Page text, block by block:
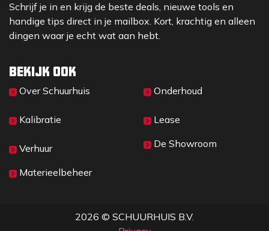
HIGHLIGHTS
Volautomatische zelfnivellering door
Veelzijdige toepassingsmogelijkheden dankzij
verschillende functies: Horizontale rotatie,
Eenvoudige, zelfverklarende bediening via één
Robuuste behuizing met IP66-
water
Twee schroefdraden van 5/8 inch voor
Schrijf je in en krijg de beste deals, nieuwe tools en
handige tips direct in je mailbox. Kort, krachtig en alleen
dingen waar je echt wat aan hebt.
Bekijk ook
Over Sc​huurhuis
Kalibratie
Verhuur
Materieelbeheer
Onderhoud
Lease
De Showroom
2026 © SCHUURHUIS B.V.